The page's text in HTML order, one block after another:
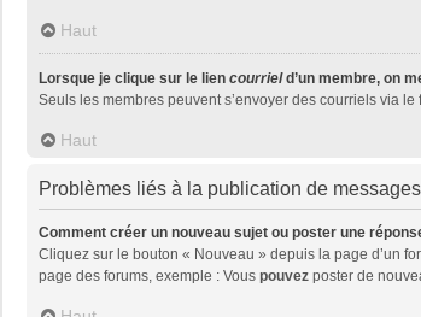
Haut
Lorsque je clique sur le lien courrield’un membre, on
Seuls les membres peuvent s’envoyer des courriels via
Haut
Problèmes liés à la publication de messages
Comment créer un nouveau sujet ou poster une
Cliquez sur le bouton « Nouveau » depuis la page d’un
page des forums, exemple : Vous pouvez poster de